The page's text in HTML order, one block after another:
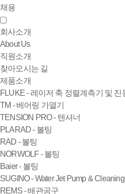
채용
회사소개
About Us
직원소개
찾아오시는 길
제품소개
FLUKE - 레이저 축 정렬계측기 및 진
TM - 베어링 가열기
TENSION PRO - 텐셔너
PLARAD - 볼팅
RAD - 볼팅
NORWOLF - 볼팅
Baier - 볼팅
SUGINO - Water Jet Pump & Cleaning
REMS - 배관공구